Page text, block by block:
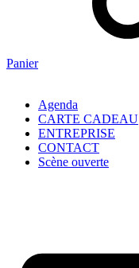
Panier
Agenda
CARTE CADEAU
ENTREPRISE
CONTACT
Scène ouverte